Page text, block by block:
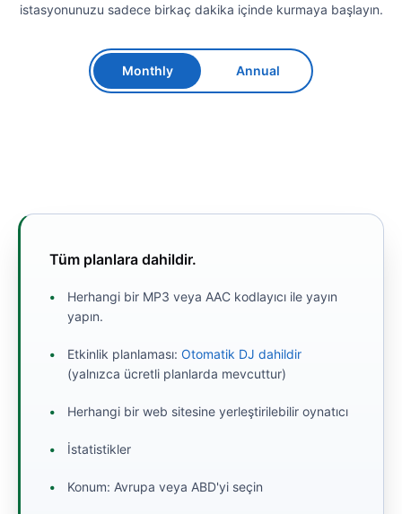
istasyonunuzu sadece birkaç dakika içinde kurmaya başlayın.
Monthly Annual
Tüm planlara dahildir.
Herhangi bir MP3 veya AAC kodlayıcı ile yayın
yapın.
Etkinlik planlaması: Otomatik DJ dahildir
(yalnızca ücretli planlarda mevcuttur)
Herhangi bir web sitesine yerleştirilebilir oynatıcı
İstatistikler
Konum: Avrupa veya ABD'yi seçin